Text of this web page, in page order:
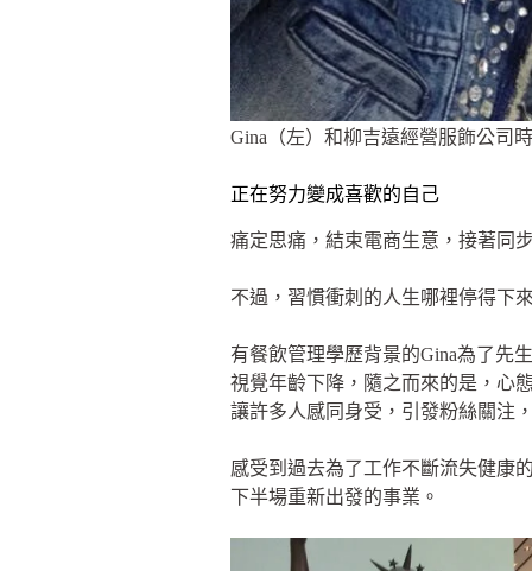
Gina（左）和柳吉遠經營服飾公司
正在努力變成喜歡的自己
痛定思痛，結束電商生意，接著同
不過，習慣衝刺的人生哪裡停得下
有餐飲管理學歷背景的Gina為了先
視覺年齡下降，隨之而來的是，心
讓許多人感同身受，引發粉絲關注
感受到過去為了工作不斷流失健康
下半場重新出發的事業。